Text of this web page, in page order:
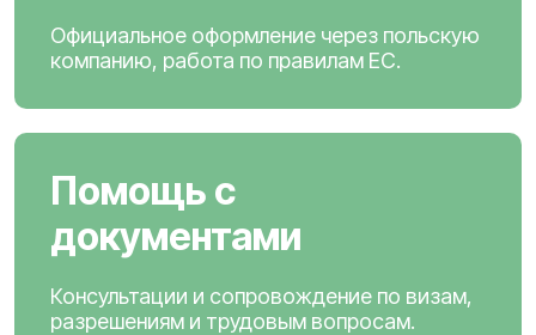
Официальное оформление через польскую
компанию, работа по правилам ЕС.
Помощь с
документами
Консультации и сопровождение по визам,
разрешениям и трудовым вопросам.